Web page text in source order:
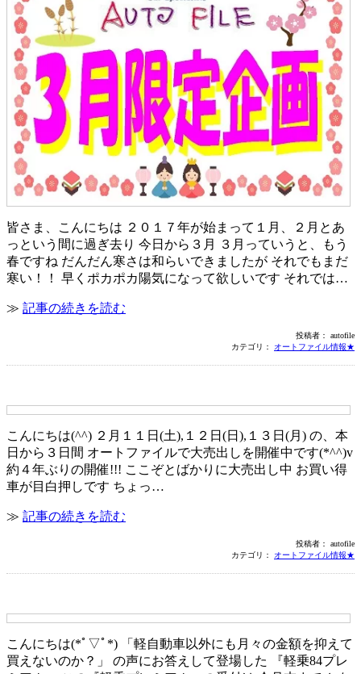
皆さま、こんにちは ２０１７年が始まって１月、２月とあ
っという間に過ぎ去り 今日から３月 ３月っていうと、もう
春ですね だんだん寒さは和らいできましたが それでもまだ
寒い！！ 早くポカポカ陽気になって欲しいです それでは…
≫ 記事の続きを読む
投稿者： autofile
カテゴリ： オートファイル情報★
こんにちは(^^) ２月１１日(土),１２日(日),１３日(月) の、本
日から３日間 オートファイルで大売出しを開催中です(*^^)v
約４年ぶりの開催!!! ここぞとばかりに大売出し中 お買い得
車が目白押しです ちょっ…
≫ 記事の続きを読む
投稿者： autofile
カテゴリ： オートファイル情報★
こんにちは(*ﾟ▽ﾟ*) 「軽自動車以外にも月々の金額を抑えて
買えないのか？」 の声にお答えして登場した 『軽乗84プレ